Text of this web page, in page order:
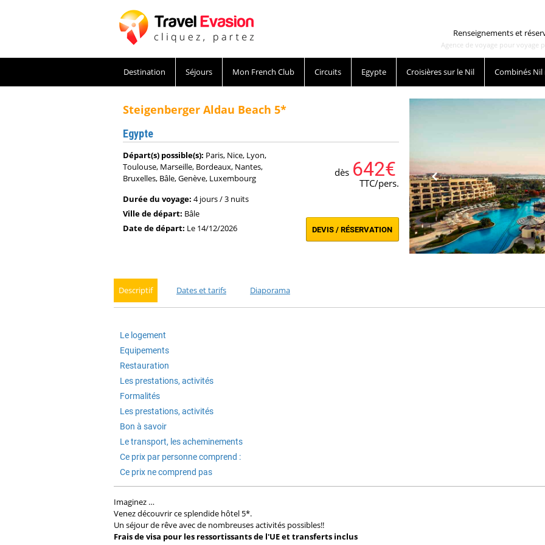
Renseignements et
Agence de voyage pour voyage
Destination Séjours Mon French Club Circuits Egypte Croisières sur le Nil Combinés Nil
Steigenberger Aldau Beach 5*
Egypte
Départ(s) possible(s): Paris, Nice, Lyon,
Toulouse, Marseille, Bordeaux, Nantes,
Bruxelles, Bâle, Genève, Luxembourg
Durée du voyage: 4 jours / 3 nuits
Ville de départ: Bâle
Date de départ: Le 14/12/2026
dès 642€
TTC/pers.
DEVIS / RÉSERVATION
Descriptif Dates et tarifs Diaporama
Le logement
Equipements
Restauration
Les prestations, activités
Formalités
Les prestations, activités
Bon à savoir
Le transport, les acheminements
Ce prix par personne comprend :
Ce prix ne comprend pas
Imaginez …
Venez découvrir ce splendide hôtel 5*.
Un séjour de rêve avec de nombreuses activités possibles!!
Frais de visa pour les ressortissants de l'UE et transferts inclus